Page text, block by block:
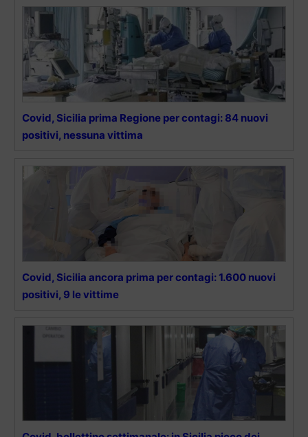
Covid, Sicilia prima Regione per contagi: 84 nuovi
positivi, nessuna vittima
Covid, Sicilia ancora prima per contagi: 1.600 nuovi
positivi, 9 le vittime